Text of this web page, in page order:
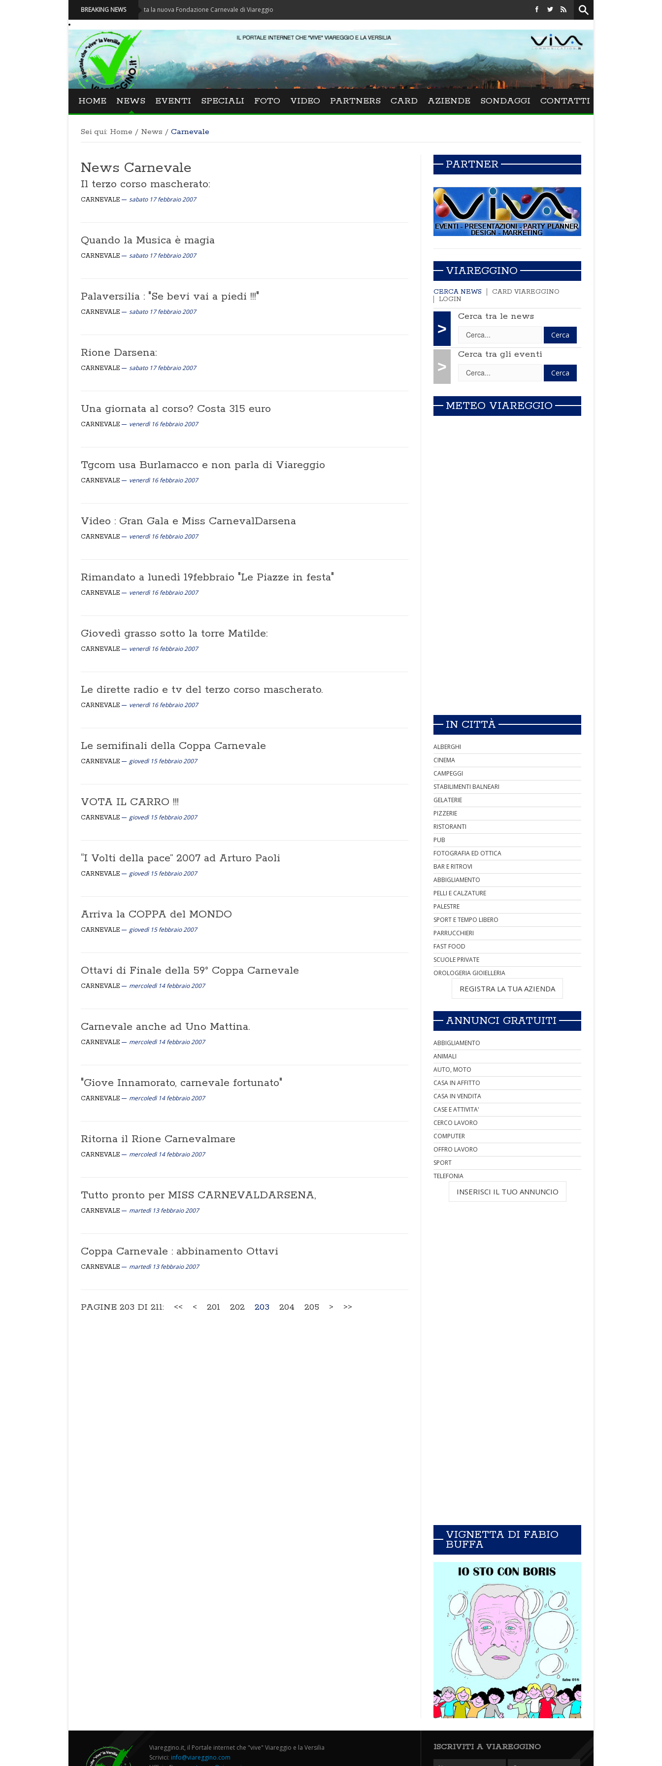
BREAKING NEWS
Carnevale - Nominata la nuova Fondazione Carnevale di Viareggio Festival La Versiliana - La direttrice lucchese Beatrice
HOME NEWS EVENTI SPECIALI FOTO VIDEO PARTNERS CARD AZIENDE SONDAGGI CONTATTI
Sei qui: Home / News / Carnevale
News Carnevale
Il terzo corso mascherato:
CARNEVALE sabato 17 febbraio 2007
Quando la Musica è magia
CARNEVALE sabato 17 febbraio 2007
Palaversilia : "Se bevi vai a piedi !!!"
CARNEVALE sabato 17 febbraio 2007
Rione Darsena:
CARNEVALE sabato 17 febbraio 2007
Una giornata al corso? Costa 315 euro
CARNEVALE venerdì 16 febbraio 2007
Tgcom usa Burlamacco e non parla di Viareggio
CARNEVALE venerdì 16 febbraio 2007
Video : Gran Gala e Miss CarnevalDarsena
CARNEVALE venerdì 16 febbraio 2007
Rimandato a lunedì 19febbraio "Le Piazze in festa"
CARNEVALE venerdì 16 febbraio 2007
Giovedì grasso sotto la torre Matilde:
CARNEVALE venerdì 16 febbraio 2007
Le dirette radio e tv del terzo corso mascherato.
CARNEVALE venerdì 16 febbraio 2007
Le semifinali della Coppa Carnevale
CARNEVALE giovedì 15 febbraio 2007
VOTA IL CARRO !!!
CARNEVALE giovedì 15 febbraio 2007
“I Volti della pace” 2007 ad Arturo Paoli
CARNEVALE giovedì 15 febbraio 2007
Arriva la COPPA del MONDO
CARNEVALE giovedì 15 febbraio 2007
Ottavi di Finale della 59° Coppa Carnevale
CARNEVALE mercoledì 14 febbraio 2007
Carnevale anche ad Uno Mattina.
CARNEVALE mercoledì 14 febbraio 2007
"Giove Innamorato, carnevale fortunato"
CARNEVALE mercoledì 14 febbraio 2007
Ritorna il Rione Carnevalmare
CARNEVALE mercoledì 14 febbraio 2007
Tutto pronto per MISS CARNEVALDARSENA,
CARNEVALE martedì 13 febbraio 2007
Coppa Carnevale : abbinamento Ottavi
CARNEVALE martedì 13 febbraio 2007
PAGINE 203 DI 211: << < 201 202 203 204 205 > >>
PARTNER
VIAREGGINO
CERCA NEWS
CARD VIAREGGINO
LOGIN
>
Cerca tra le news
>
Cerca tra gli eventi
METEO VIAREGGIO
IN CITTÀ
ALBERGHI
CINEMA
CAMPEGGI
STABILIMENTI BALNEARI
GELATERIE
PIZZERIE
RISTORANTI
PUB
FOTOGRAFIA ED OTTICA
BAR E RITROVI
ABBIGLIAMENTO
PELLI E CALZATURE
PALESTRE
SPORT E TEMPO LIBERO
PARRUCCHIERI
FAST FOOD
SCUOLE PRIVATE
OROLOGERIA GIOIELLERIA
REGISTRA LA TUA AZIENDA
ANNUNCI GRATUITI
ABBIGLIAMENTO
ANIMALI
AUTO, MOTO
CASA IN AFFITTO
CASA IN VENDITA
CASE E ATTIVITA'
CERCO LAVORO
COMPUTER
OFFRO LAVORO
SPORT
TELEFONIA
INSERISCI IL TUO ANNUNCIO
VIGNETTA DI FABIO
BUFFA
Viareggino.it, il Portale internet che "vive" Viareggio e la Versilia
Scrivici: info@viareggino.com
ISCRIVITI A VIAREGGINO